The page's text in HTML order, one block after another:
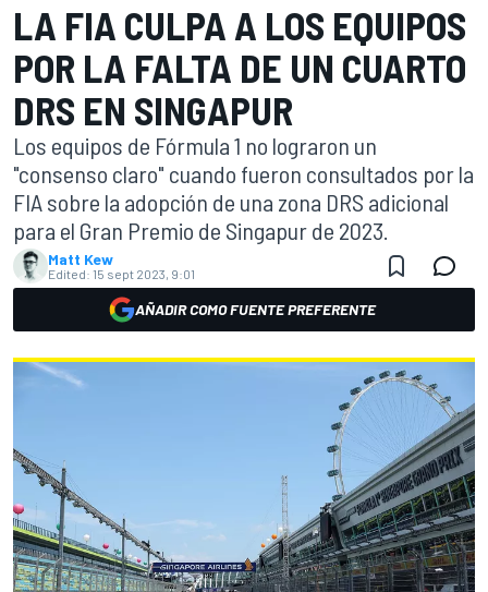
LA FIA CULPA A LOS EQUIPOS
POR LA FALTA DE UN CUARTO
DRS EN SINGAPUR
Los equipos de Fórmula 1 no lograron un
"consenso claro" cuando fueron consultados por la
FIA sobre la adopción de una zona DRS adicional
para el Gran Premio de Singapur de 2023.
Matt Kew
Edited: 15 sept 2023, 9:01
AÑADIR COMO FUENTE PREFERENTE